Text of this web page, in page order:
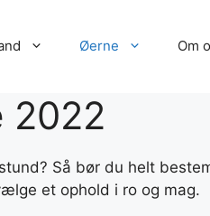
Øerne Om
2022
Så bør du helt
et ophold i ro og mag.